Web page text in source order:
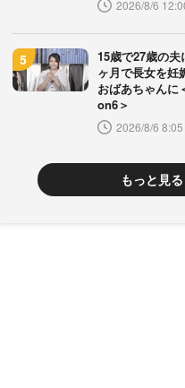
2026/8/6
15歳で27歳の夫
ヶ月で長女を
おばあちゃんに
on6＞
2026/8/6 8:05
もっと見る